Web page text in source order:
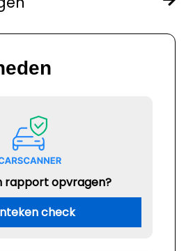
rapport opvragen?
check